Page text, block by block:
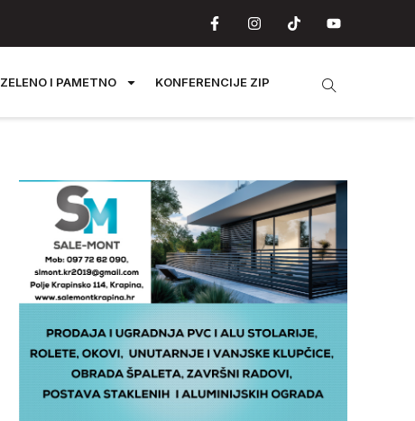
ZELENO I PAMETNO KONFERENCIJE ZIP